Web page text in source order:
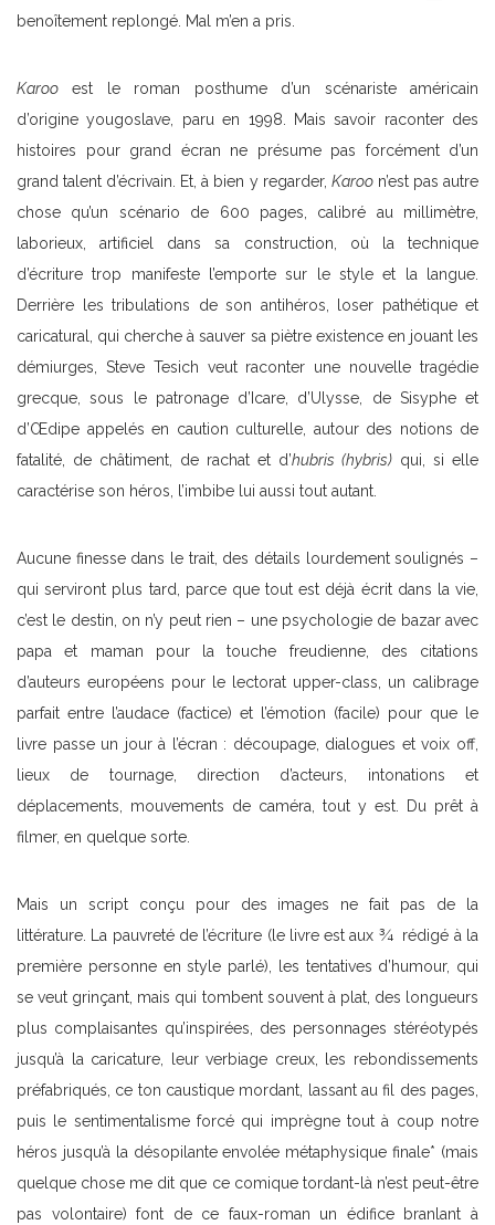
benoîtement replongé. Mal m’en a pris.
Karoo est le roman posthume d’un scénariste américain
d’origine yougoslave, paru en 1998. Mais savoir raconter des
histoires pour grand écran ne présume pas forcément d’un
grand talent d’écrivain. Et, à bien y regarder, Karoon’est pas autre
chose qu’un scénario de 600 pages, calibré au millimètre,
laborieux, artificiel dans sa construction, où la technique
d’écriture trop manifeste l’emporte sur le style et la langue.
Derrière les tribulations de son antihéros, loser pathétique et
caricatural, qui cherche à sauver sa piètre existence en jouant les
démiurges, Steve Tesich veut raconter une nouvelle tragédie
grecque, sous le patronage d’Icare, d’Ulysse, de Sisyphe et
d’Œdipe appelés en caution culturelle, autour des notions de
fatalité, de châtiment, de rachat et d’hubris (hybris) qui, si elle
caractérise son héros, l’imbibe lui aussi tout autant.
Aucune finesse dans le trait, des détails lourdement soulignés –
qui serviront plus tard, parce que tout est déjà écrit dans la vie,
c’est le destin, on n’y peut rien – une psychologie de bazar avec
papa et maman pour la touche freudienne, des citations
d’auteurs européens pour le lectorat upper-class, un calibrage
parfait entre l’audace (factice) et l’émotion (facile) pour que le
livre passe un jour à l’écran : découpage, dialogues et voix off,
lieux de tournage, direction d’acteurs, intonations et
déplacements, mouvements de caméra, tout y est. Du prêt à
filmer, en quelque sorte.
Mais un script conçu pour des images ne fait pas de la
littérature. La pauvreté de l’écriture (le livre est aux ¾ rédigé à la
première personne en style parlé), les tentatives d’humour, qui
se veut grinçant, mais qui tombent souvent à plat, des longueurs
plus complaisantes qu’inspirées, des personnages stéréotypés
jusqu’à la caricature, leur verbiage creux, les rebondissements
préfabriqués, ce ton caustique mordant, lassant au fil des pages,
puis le sentimentalisme forcé qui imprègne tout à coup notre
héros jusqu’à la désopilante envolée métaphysique finale* (mais
quelque chose me dit que ce comique tordant-là n’est peut-être
pas volontaire) font de ce faux-roman un édifice branlant à